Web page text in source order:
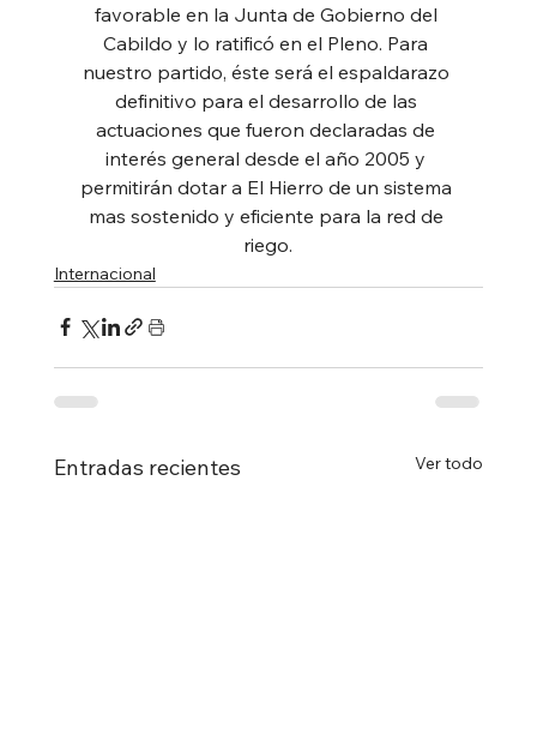
favorable en la Junta de Gobierno del
Cabildo y lo ratificó en el Pleno. Para
nuestro partido, éste será el espaldarazo
definitivo para el desarrollo de las
actuaciones que fueron declaradas de
interés general desde el año 2005 y
permitirán dotar a El Hierro de un sistema
mas sostenido y eficiente para la red de
riego.
Internacional
Entradas recientes Ver todo